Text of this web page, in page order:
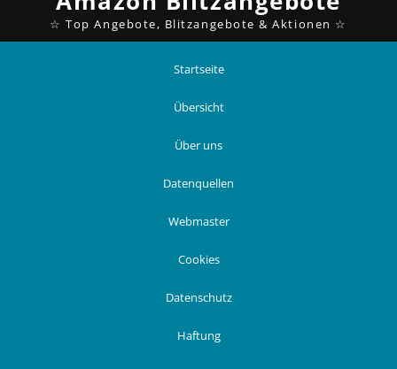
Startseite
Übersicht
Über uns
Datenquellen
Webmaster
Cookies
Datenschutz
Haftung